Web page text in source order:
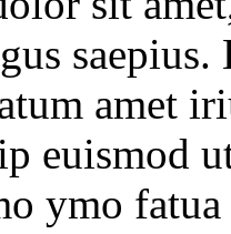
amet
euismod
ymo